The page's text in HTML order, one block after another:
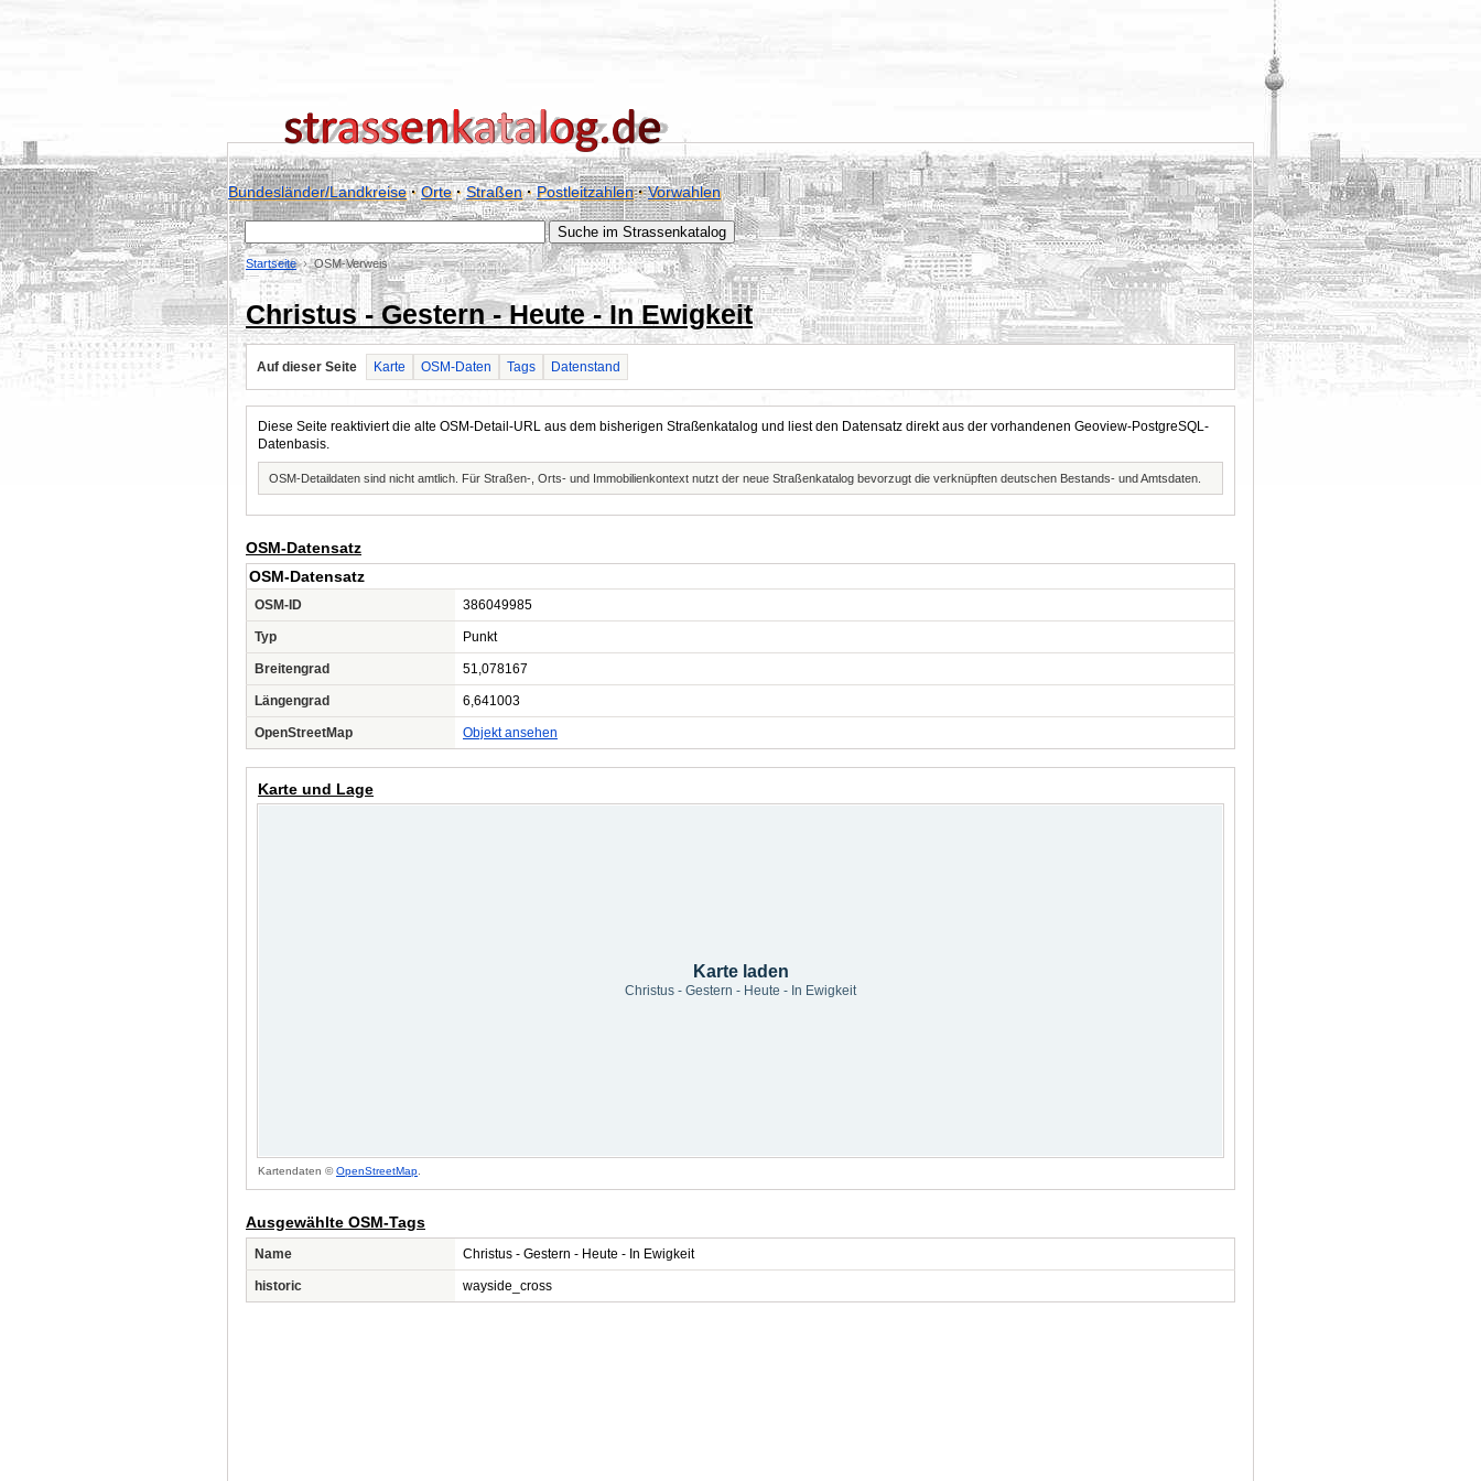
Bundesländer/Landkreise·Orte·Straßen·Postleitzahlen·Vorwahlen
Startseite OSM-Verweis
Christus - Gestern - Heute - In Ewigkeit
Auf dieser Seite Karte OSM-Daten Tags Datenstand
Diese Seite reaktiviert die alte OSM-Detail-URL aus dem bisherigen Straßenkatalog und liest den Datensatz direkt aus der vorhandenen Geoview-PostgreSQL-
Datenbasis.
OSM-Detaildaten sind nicht amtlich. Für Straßen-, Orts- und Immobilienkontext nutzt der neue Straßenkatalog bevorzugt die verknüpften deutschen Bestands- und Amtsdaten.
OSM-Datensatz
OSM-Datensatz
OSM-ID 386049985
Typ Punkt
Breitengrad 51,078167
Längengrad 6,641003
OpenStreetMap Objekt ansehen
Karte und Lage
Karte laden
Christus - Gestern - Heute - In Ewigkeit
Kartendaten ©OpenStreetMap
Ausgewählte OSM-Tags
Name Christus - Gestern - Heute - In Ewigkeit
historic wayside_cross